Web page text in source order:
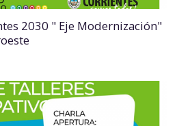
2030 " Eje Modernización"